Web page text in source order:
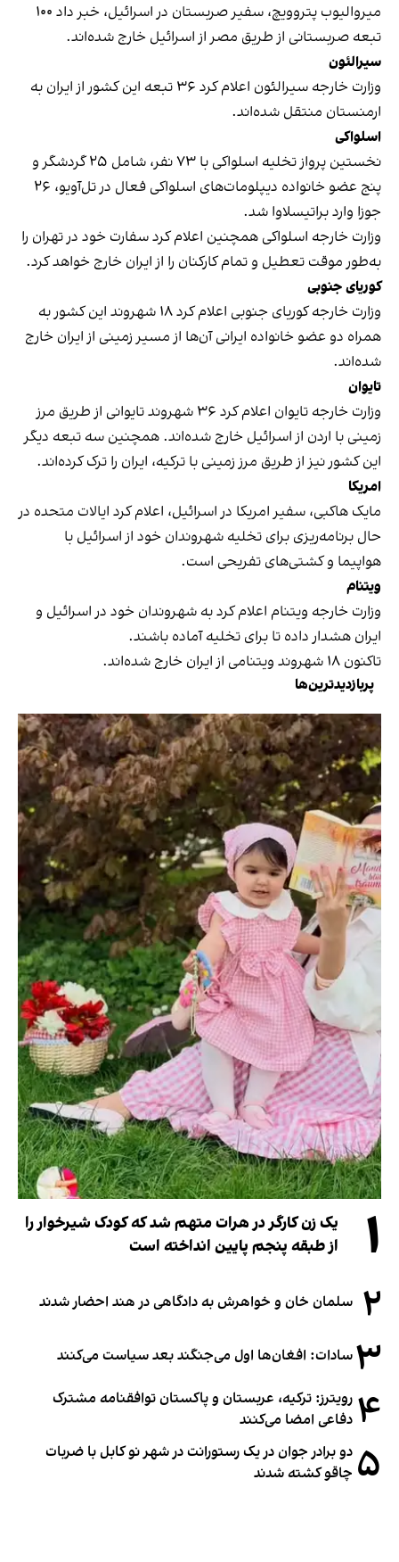
میروالیوب پتروویچ، سفیر صربستان در اسرائیل، خبر داد ۱۰۰
تبعه صربستانی از طریق مصر از اسرائیل خارج شده‌اند.
سیرالئون
وزارت خارجه سیرالئون اعلام کرد ۳۶ تبعه این کشور از ایران به
ارمنستان منتقل شده‌اند.
اسلواکی
نخستین پرواز تخلیه اسلواکی با ۷۳ نفر، شامل ۲۵ گردشگر و
پنج عضو خانواده دیپلومات‌های اسلواکی فعال در تل‌آویو، ۲۶
جوزا وارد براتیسلاوا شد.
وزارت خارجه اسلواکی همچنین اعلام کرد سفارت خود در تهران را
به‌طور موقت تعطیل و تمام کارکنان را از ایران خارج خواهد کرد.
کوریای جنوبی
وزارت خارجه کوریای جنوبی اعلام کرد ۱۸ شهروند این کشور به
همراه دو عضو خانواده ایرانی‌ آن‌ها از مسیر زمینی از ایران خارج
شده‌اند.
تایوان
وزارت خارجه تایوان اعلام کرد ۳۶ شهروند تایوانی از طریق مرز
زمینی با اردن از اسرائیل خارج شده‌اند. همچنین سه تبعه دیگر
این کشور نیز از طریق مرز زمینی با ترکیه، ایران را ترک کرده‌اند.
امریکا
مایک هاکبی، سفیر امریکا در اسرائیل، اعلام کرد ایالات متحده در
حال برنامه‌ریزی برای تخلیه شهروندان خود از اسرائیل با
هواپیما و کشتی‌های تفریحی است.
ویتنام
وزارت خارجه ویتنام اعلام کرد به شهروندان خود در اسرائیل و
ایران هشدار داده تا برای تخلیه آماده باشند.
تاکنون ۱۸ شهروند ویتنامی از ایران خارج شده‌اند.
پربازدیدترین‌ها
۱
یک زن کارگر در هرات متهم شد که کودک شیرخوار را
از طبقه پنجم پایین انداخته است
۲ سلمان خان و خواهرش به دادگاهی در هند احضار شدند
۳سادات: افغان‌ها اول می‌جنگند بعد سیاست می‌کنند
۴ رویترز: ترکیه، عربستان و پاکستان توافقنامه مشترک
دفاعی امضا می‌کنند
۵ دو برادر جوان در یک رستورانت در شهر نو کابل با ضربات
چاقو کشته شدند